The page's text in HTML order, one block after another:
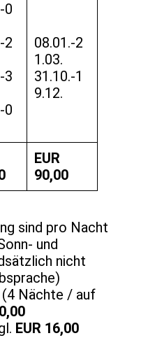
0
2
3
0
08.01.-2
1.03.
31.10.-1
9.12.
EUR
90,00
sind pro Nacht
und
nicht
(4 Nächte / auf
EUR 16,00